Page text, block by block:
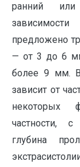
ранний или
предложено
— от 3 до 6
более 9 мм.
зависит от
некоторых
частности,
глубина